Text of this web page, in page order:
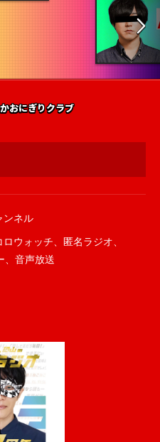
おにぎりクラブ
ンネル
ロウォッチ、 匿名ラジオ、
、 音声放送